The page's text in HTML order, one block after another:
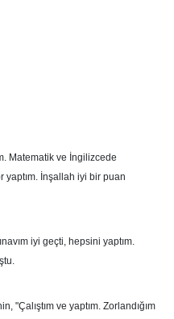
Matematik ve İngilizcede
yaptım. İnşallah iyi bir puan
iyi geçti, hepsini yaptım.
"Çalıştım ve yaptım. Zorlandığım